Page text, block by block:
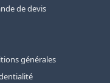
de devis
générales